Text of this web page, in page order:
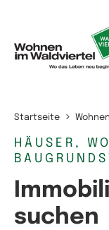
Startseite Wohnen
HÄUSER,
suchen